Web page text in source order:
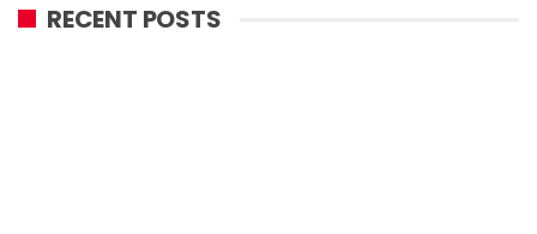
RECENT POSTS